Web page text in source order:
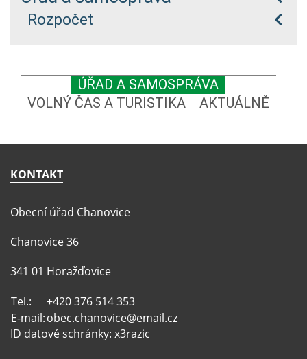
Rozpočet
ÚŘAD A SAMOSPRÁVA
VOLNÝ ČAS A TURISTIKA
AKTUÁLNĚ
KONTAKT
Obecní úřad Chanovice
Chanovice 36
341 01 Horažďovice
Tel.:
+420 376 514 353
E-mail:obec.chanovice@email.cz
ID datové schránky: x3razic